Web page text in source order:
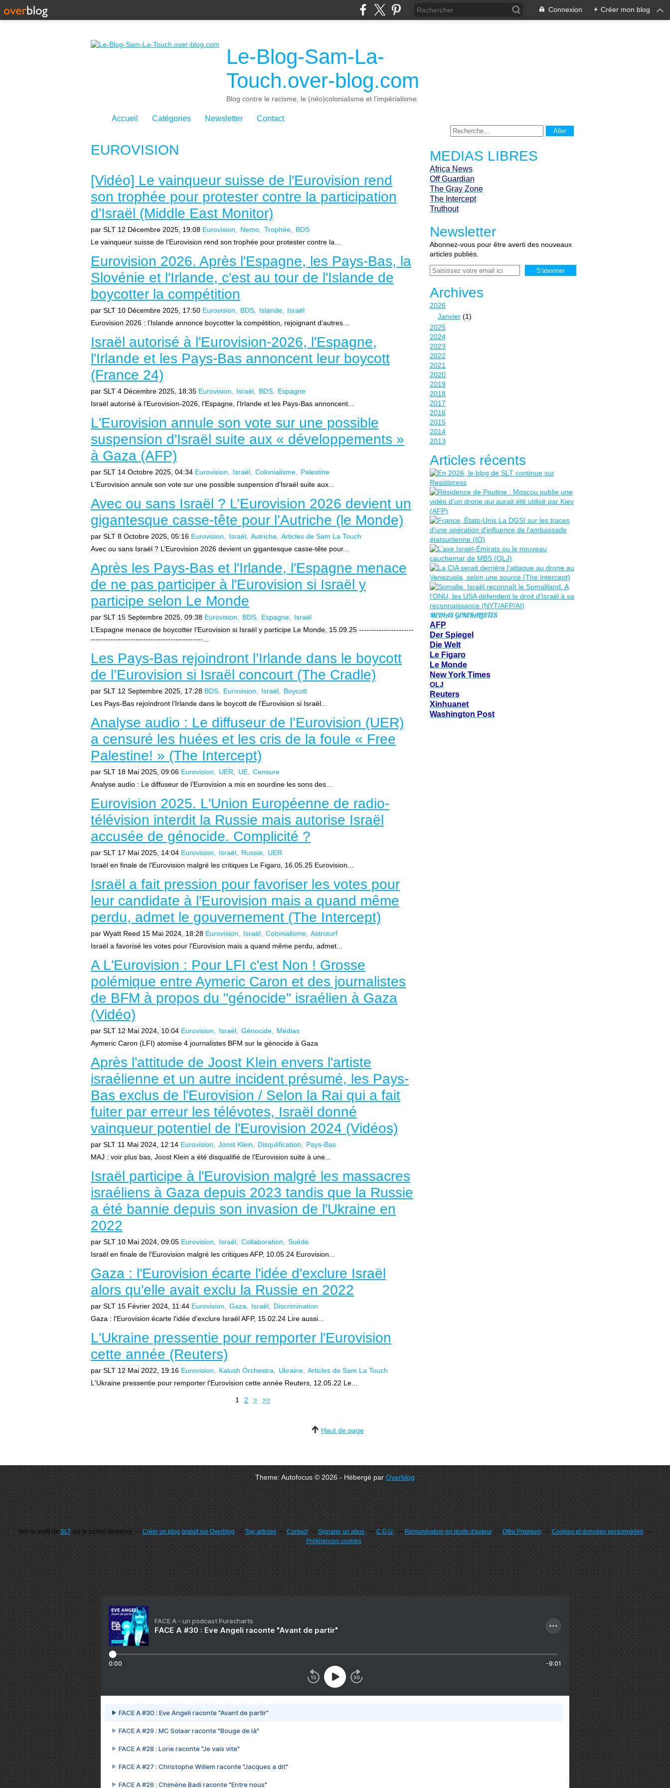
Connexion + Créer mon blog
Le-Blog-Sam-La-
Touch.over-blog.com
Blog contre le racisme, le (néo)colonialisme et l'impérialisme
Accueil Catégories Newsletter Contact
EUROVISION
[Vidéo] Le vainqueur suisse de l'Eurovision rend
son trophée pour protester contre la participation
d'Israël (Middle East Monitor)
par SLT 12 Décembre 2025, 19:08 Eurovision Nemo Trophée
BDS
Le vainqueur suisse de l'Eurovision rend son trophée pour protester contre la...
Eurovision 2026. Après l'Espagne, les Pays-Bas, la
Slovénie et l'Irlande, c'est au tour de l'Islande de
boycotter la compétition
par SLT 10 Décembre 2025, 17:50 Eurovision BDS Islande
Israël
Eurovision 2026 : l’Islande annonce boycotter la compétition, rejoignant d’autres...
Israël autorisé à l'Eurovision-2026, l'Espagne,
l'Irlande et les Pays-Bas annoncent leur boycott
(France 24)
par SLT 4 Décembre 2025, 18:35 Eurovision Israël BDS
Espagne
Israël autorisé à l'Eurovision-2026, l'Espagne, l'Irlande et les Pays-Bas annoncent...
L'Eurovision annule son vote sur une possible
suspension d'Israël suite aux « développements »
à Gaza (AFP)
par SLT 14 Octobre 2025, 04:34 Eurovision Israël Colonialisme
Palestine
L'Eurovision annule son vote sur une possible suspension d'Israël suite aux...
Avec ou sans Israël ? L’Eurovision 2026 devient un
gigantesque casse-tête pour l’Autriche (le Monde)
par SLT 8 Octobre 2025, 05:16 Eurovision Israël Autriche Articles de Sam La Touch
Avec ou sans Israël ? L’Eurovision 2026 devient un gigantesque casse-tête pour...
Après les Pays-Bas et l'Irlande, l'Espagne menace
de ne pas participer à l'Eurovision si Israël y
participe selon Le Monde
par SLT 15 Septembre 2025, 09:38 Eurovision BDS Espagne
Israël
L’Espagne menace de boycotter l’Eurovision si Israël y participe Le Monde, 15.09.25 ----------------------
---------------------------------------------...
Les Pays-Bas rejoindront l’Irlande dans le boycott
de l’Eurovision si Israël concourt (The Cradle)
par SLT 12 Septembre 2025, 17:28 BDS Eurovision Israël
Boycott
Les Pays-Bas rejoindront l’Irlande dans le boycott de l’Eurovision si Israël...
Analyse audio : Le diffuseur de l’Eurovision (UER)
a censuré les huées et les cris de la foule « Free
Palestine! » (The Intercept)
par SLT 18 Mai 2025, 09:06 Eurovision UER UE
Censure
Analyse audio : Le diffuseur de l’Eurovision a mis en sourdine les sons des...
Eurovision 2025. L'Union Européenne de radio-
télévision interdit la Russie mais autorise Israël
accusée de génocide. Complicité ?
par SLT 17 Mai 2025, 14:04 Eurovision Israël Russie
UER
Israël en finale de l'Eurovision malgré les critiques Le Figaro, 16.05.25 Eurovision...
Israël a fait pression pour favoriser les votes pour
leur candidate à l'Eurovision mais a quand même
perdu, admet le gouvernement (The Intercept)
par Wyatt Reed 15 Mai 2024, 18:28 Eurovision Israël Colonialisme Astroturf
Israël a favorisé les votes pour l'Eurovision mais a quand même perdu, admet...
A L'Eurovision : Pour LFI c'est Non ! Grosse
polémique entre Aymeric Caron et des journalistes
de BFM à propos du "génocide" israélien à Gaza
(Vidéo)
par SLT 12 Mai 2024, 10:04 Eurovision Israël Génocide
Médias
Aymeric Caron (LFI) atomise 4 journalistes BFM sur le génocide à Gaza
Après l'attitude de Joost Klein envers l'artiste
israélienne et un autre incident présumé, les Pays-
Bas exclus de l'Eurovision / Selon la Rai qui a fait
fuiter par erreur les télévotes, Israël donné
vainqueur potentiel de l'Eurovision 2024 (Vidéos)
par SLT 11 Mai 2024, 12:14 Eurovision Joost Klein Disqulification
Pays-Bas
MAJ : voir plus bas, Joost Klein a été disqualifié de l'Eurovision suite à une...
Israël participe à l'Eurovision malgré les massacres
israéliens à Gaza depuis 2023 tandis que la Russie
a été bannie depuis son invasion de l'Ukraine en
2022
par SLT 10 Mai 2024, 09:05 Eurovision Israël Collaboration
Suède
Israël en finale de l'Eurovision malgré les critiques AFP, 10.05.24 Eurovision...
Gaza : l'Eurovision écarte l'idée d'exclure Israël
alors qu'elle avait exclu la Russie en 2022
par SLT 15 Février 2024, 11:44 Eurovision Gaza Israël
Discrimination
Gaza : l'Eurovision écarte l'idée d'exclure Israël AFP, 15.02.24 Lire aussi...
L'Ukraine pressentie pour remporter l'Eurovision
cette année (Reuters)
par SLT 12 Mai 2022, 19:16 Eurovision Kalush Orchestra Ukraine Articles de Sam La Touch
L'Ukraine pressentie pour remporter l'Eurovision cette année Reuters, 12.05.22 Le...
1 2 > >>
MEDIAS LIBRES
Africa News
Off Guardian
The Gray Zone
The Intercept
Truthout
Newsletter
Abonnez-vous pour être averti des nouveaux
articles publiés.
Email
Archives
2026
Janvier (1)
2025
2024
2023
2022
2021
2020
2019
2018
2017
2016
2015
2014
2013
Articles récents
MEDIAS GENERALISTES
AFP
Der Spiegel
Die Welt
Le Figaro
Le Monde
New York Times
OLJ
Reuters
Xinhuanet
Washington Post
Haut de page
Theme: Autofocus © 2026 - Hébergé parOverblog
Voir le profil deSLTsur le portail Overblog Créer un blog gratuit sur Overblog Top articles Contact Signaler un abus C.G.U. Rémunération en droits d'auteur Offre Premium
Cookies et données personnelles
Préférences cookies
FACE A - un podcast Purecharts
FACE A #30 : Eve Angeli raconte "Avant de partir"
0:00 -9:01
FACE A #30 : Eve Angeli raconte "Avant de partir"
FACE A #29 : MC Solaar raconte "Bouge de là"
FACE A #28 : Lorie raconte "Je vais vite"
FACE A #27 : Christophe Willem raconte "Jacques a dit"
FACE A #26 : Chimène Badi raconte "Entre nous"